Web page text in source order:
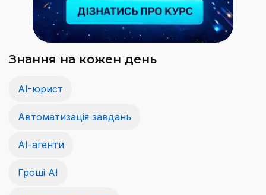
Знання на кожен день
AI-юрист
Автоматизація завдань
АІ-агенти
Гроші АІ